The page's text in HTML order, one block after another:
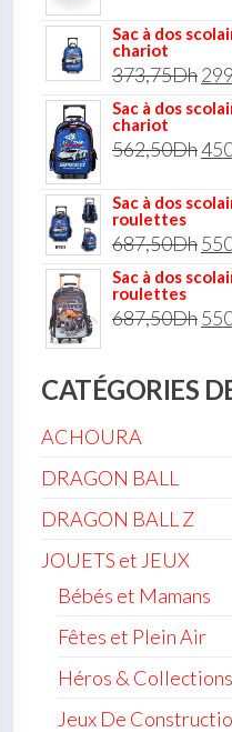
Sac à dos
chariot
373,75Dh
Sac à dos
chariot
562,50Dh
Sac à dos
roulettes
687,50Dh
Sac à dos
roulettes
687,50Dh
CATÉGORIES
ACHOURA
DRAGON BALL
DRAGON BALL Z
JOUETS et JEUX
Bébés et Mamans
Fêtes et Plein Air
Héros & Collections
Jeux De